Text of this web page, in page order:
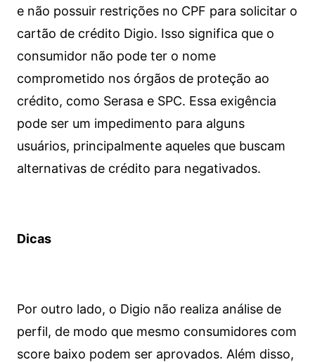
e não possuir restrições no CPF para solicitar o
cartão de crédito Digio. Isso significa que o
consumidor não pode ter o nome
comprometido nos órgãos de proteção ao
crédito, como Serasa e SPC. Essa exigência
pode ser um impedimento para alguns
usuários, principalmente aqueles que buscam
alternativas de crédito para negativados.
Dicas
Por outro lado, o Digio não realiza análise de
perfil, de modo que mesmo consumidores com
score baixo podem ser aprovados. Além disso,